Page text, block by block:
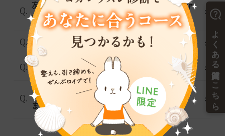
友人と一緒に受講する場合、友人の分の予
約も必要ですか?
レッスンの予約は1人何件まで出来ますか?
全店、全レッスン予約が必要ですか?
レッスン開始のどれくらい前まで予約でき
ますか?